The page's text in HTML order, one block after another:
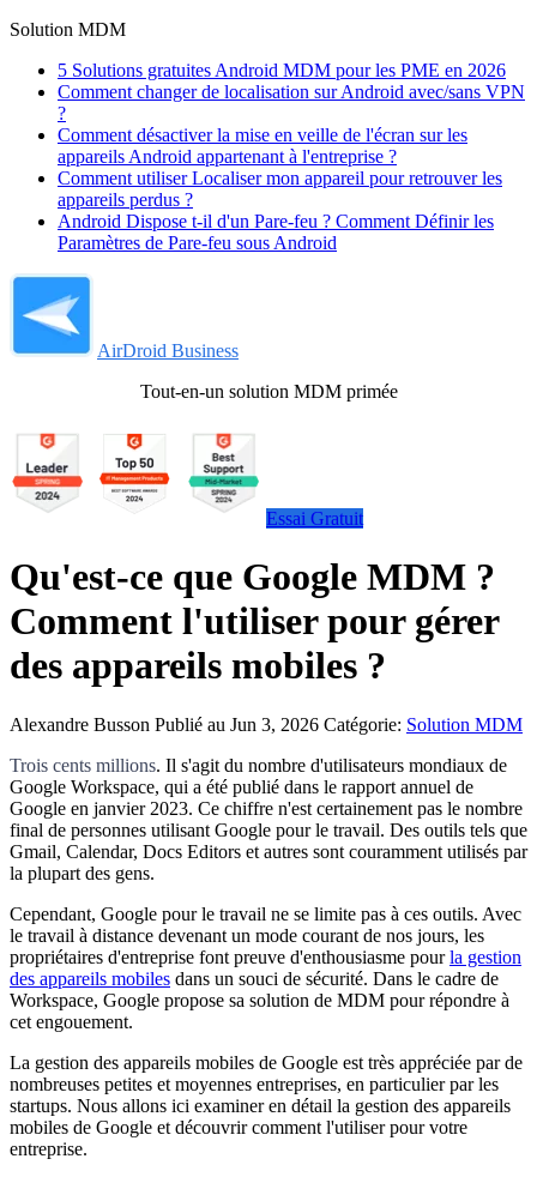
Solution MDM
5 Solutions gratuites Android MDM pour les PME en 2026
Comment changer de localisation sur Android avec/sans VPN
?
Comment désactiver la mise en veille de l'écran sur les
appareils Android appartenant à l'entreprise ?
Comment utiliser Localiser mon appareil pour retrouver les
appareils perdus ?
Android Dispose t-il d'un Pare-feu ? Comment Définir les
Paramètres de Pare-feu sous Android
AirDroid Business
Tout-en-un solution MDM primée
Essai Gratuit
Qu'est-ce que Google MDM ?
Comment l'utiliser pour gérer
des appareils mobiles ?
Alexandre Busson Publié au Jun 3, 2026 Catégorie: Solution MDM
Trois cents millions. Il s'agit du nombre d'utilisateurs mondiaux de
Google Workspace, qui a été publié dans le rapport annuel de
Google en janvier 2023. Ce chiffre n'est certainement pas le nombre
final de personnes utilisant Google pour le travail. Des outils tels que
Gmail, Calendar, Docs Editors et autres sont couramment utilisés par
la plupart des gens.
Cependant, Google pour le travail ne se limite pas à ces outils. Avec
le travail à distance devenant un mode courant de nos jours, les
propriétaires d'entreprise font preuve d'enthousiasme pourla gestion
des appareils mobiles dans un souci de sécurité. Dans le cadre de
Workspace, Google propose sa solution de MDM pour répondre à
cet engouement.
La gestion des appareils mobiles de Google est très appréciée par de
nombreuses petites et moyennes entreprises, en particulier par les
startups. Nous allons ici examiner en détail la gestion des appareils
mobiles de Google et découvrir comment l'utiliser pour votre
entreprise.